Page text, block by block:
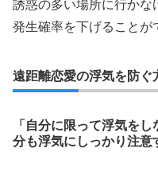
誘惑の多い場所に行かな
発生確率を下げることが
遠距離恋愛の浮気を防ぐ
「自分に限って浮気を
分も浮気にしっかり注意